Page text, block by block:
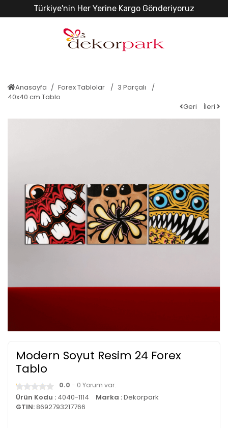
Türkiye'nin Her Yerine Kargo Gönderiyoruz
Anasayfa Forex Tablolar
3 Parçalı
40x40 cm Tablo
Geri
İleri
Modern Soyut Resim 24 Forex
Tablo
0.0 - 0 Yorum var.
Ürün Kodu : 4040-1114 Marka :Dekorpark
GTIN:8692793217766